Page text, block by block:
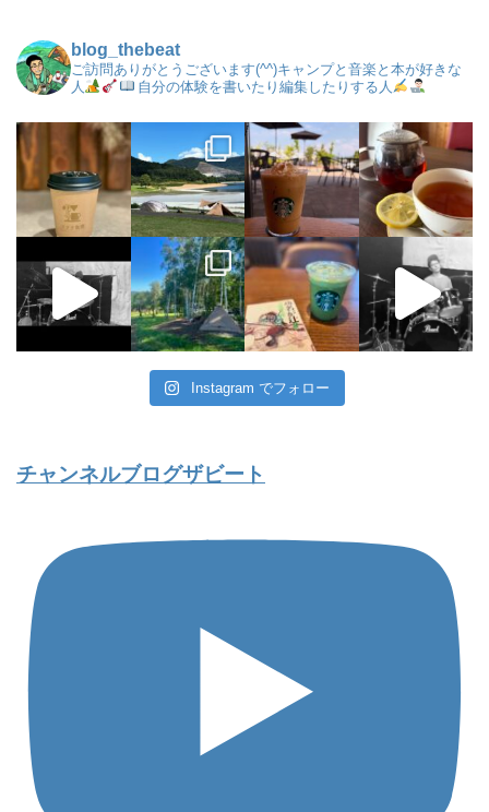
blog_thebeat
ご訪問ありがとうございます(^^)キャンプと音楽と本が好きな
人
自分の体験を書いたり編集したりする人
Instagram でフォロー
チャンネルブログザビート